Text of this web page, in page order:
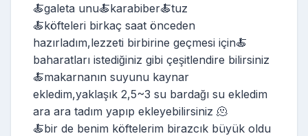
🍝galeta unu🍝karabiber🍝tuz
🍝köfteleri birkaç saat önceden
hazırladım,lezzeti birbirine geçmesi için🍝
baharatları istediğiniz gibi çeşitlendire bilirsiniz
🍝makarnanın suyunu kaynar
ekledim,yaklaşık 2,5~3 su bardağı su ekledim
ara ara tadım yapıp ekleyebilirsiniz 🫠
🍝bir de benim köftelerim birazcık büyük oldu